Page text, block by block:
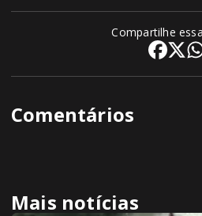
Compartilhe
Comentários
Mais notícias